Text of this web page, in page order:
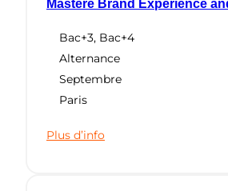
Mastère Brand Experience
Bac+3, Bac+4
Alternance
Septembre
Paris
Plus d’info